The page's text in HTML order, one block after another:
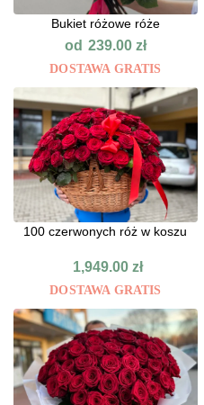
Bukiet różowe róże
od 239.00 zł
DOSTAWA GRATIS
100 czerwonych róż w koszu
1,949.00zł
DOSTAWA GRATIS